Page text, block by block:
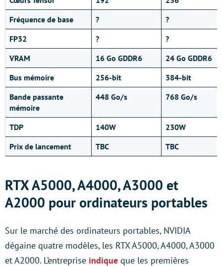
Fréquence de base
?
?
FP32
?
?
VRAM
16 Go GDDR6
24 Go GDDR6
Bus mémoire
256-bit
384-bit
Bande passante
mémoire
448 Go/s 768 Go/s
TDP 140W
230W
Prix de lancement
TBC TBC
RTX A5000, A4000, A3000 et
A2000 pour ordinateurs portables
Sur le marché des ordinateurs portables, NVIDIA
dégaine quatre modèles, les RTX A5000, A4000, A3000
et A2000. L’entreprise indique que les premières